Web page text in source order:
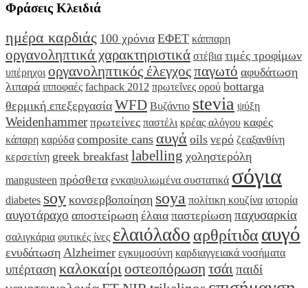
Φράσεις Κλειδιά
ημέρα καρδιάς 100 χρόνια ΕΦΕΤ κάππαρη
οργανοληπτικά χαρακτηριστικά στέβια τιμές τροφίμων
υπέρηχοι οργανοληπτικός έλεγχοςπαγωτό αφυδάτωση
λιπαρά ιπποφαές fachpack 2012 πρωτεΐνες ορού bottarga
θερμική επεξεργασία WFD Βυζάντιο stevia ψύξη
Weidenhammer πρωτείνες παστέλι κρέας αλόγου καφές
κάπαρη καρύδα composite cans αυγά oils νερό ζεαξανθίνη
κερσετίνη greek breakfast labelling χοληστερόλη
mangusteen πρόσθετα ενκαψυλιωμένα συστατικά σόγια
diabetes soy κονσερβοποίηση soya πολίτικη κουζίνα ιστορία
αυγοτάραχο αποστείρωση έλαια παστερίωση παχυσαρκία
σαλιγκάρια φυτικές ίνες ελαιόλαδο αρθρίτιδα αυγό
ενυδάτωση Alzheimer εγκυμοσύνη καρδιαγγειακά νοσήματα
υπέρταση καλοκαίριοστεοπόρωση τσάι παιδί